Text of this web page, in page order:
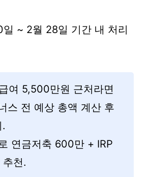
~ 2월 28일 기간 내 처리
여 5,500만원 근처라면
스 전 예상 총액 계산 후
연금저축 600만 + IRP
천.